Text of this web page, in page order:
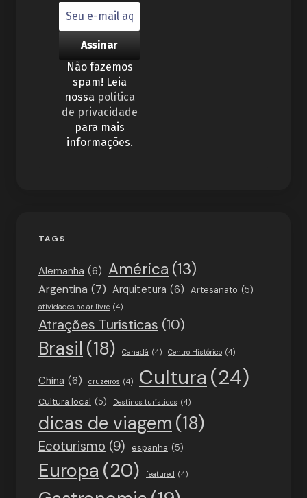
Não fazemos
spam! Leia
nossa política
de privacidade
para mais
informações.
TAGS
Alemanha (6) América (13)
Argentina (7) Arquitetura (6) Artesanato (5)
atividades ao ar livre (4)
Atrações Turísticas (10)
Brasil (18) Canadá (4) Centro Histórico (4)
China (6) cruzeiros (4) Cultura(24)
Cultura local (5) Destinos turísticos (4)
dicas de viagem (18)
Ecoturismo (9) espanha (5)
Europa (20) featured (4)